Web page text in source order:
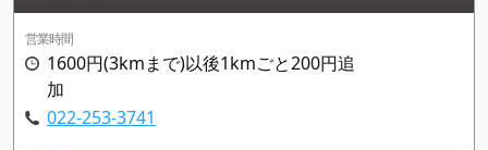
営業時間
1600円(3kmまで)以後1kmごと200円追
加
022-253-3741